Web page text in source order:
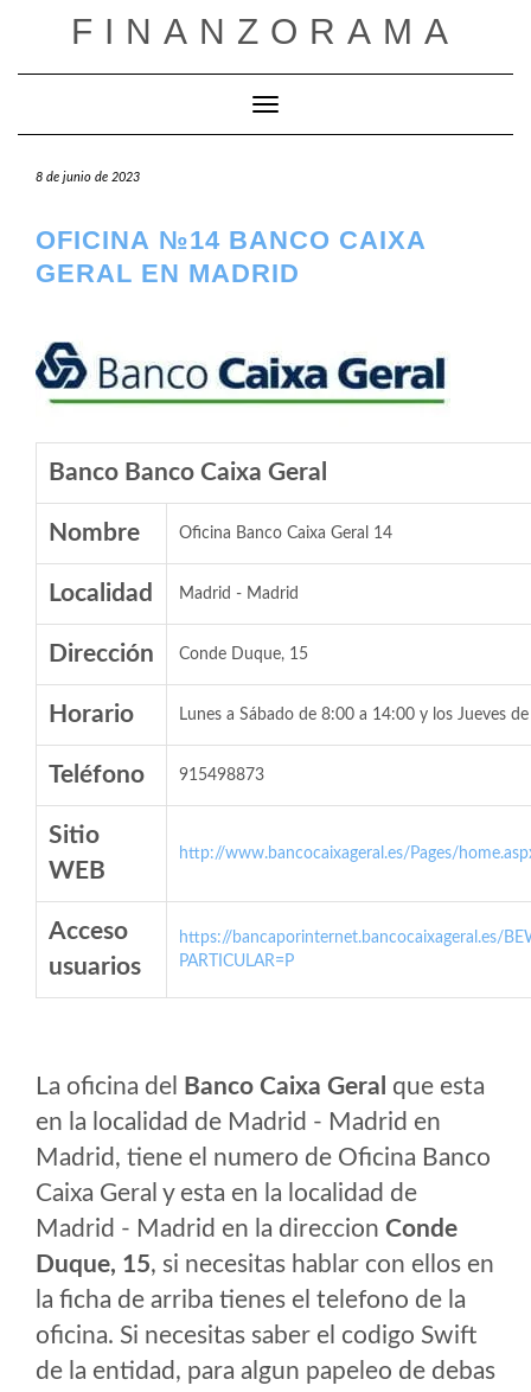
FINANZORAMA
Cambiar modo de navegación
8 de junio de 2023
OFICINA №14 BANCO CAIXA
GERAL EN MADRID
Banco Banco Caixa Geral
Nombre Oficina Banco Caixa Geral 14
Localidad Madrid - Madrid
Dirección Conde Duque, 15
Horario Lunes a Sábado de 8:00 a 14:00 y los Jueves
Teléfono 915498873
Sitio
WEB
http://www.bancocaixageral.es/Pages/
Acceso
usuarios
https://bancaporinternet.bancocaixageral.es/
PARTICULAR=P
La oficina del Banco Caixa Geral que esta
en la localidad de Madrid - Madrid en
Madrid, tiene el numero de Oficina Banco
Caixa Geral y esta en la localidad de
Madrid - Madrid en la direccion Conde
Duque, 15, si necesitas hablar con ellos en
la ficha de arriba tienes el telefono de la
oficina. Si necesitas saber el codigo Swift
de la entidad, para algun papeleo de debas